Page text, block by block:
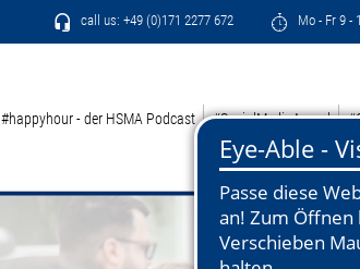
call us: +49 (0)171 2277 672 Mo - Fr 9 -
#happyhour - der HSMA Podcast #SocialMediaAward